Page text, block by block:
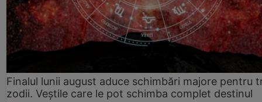
Finalul lunii august aduce schimbări majore pentru
zodii. Veștile care le pot schimba complet destinul